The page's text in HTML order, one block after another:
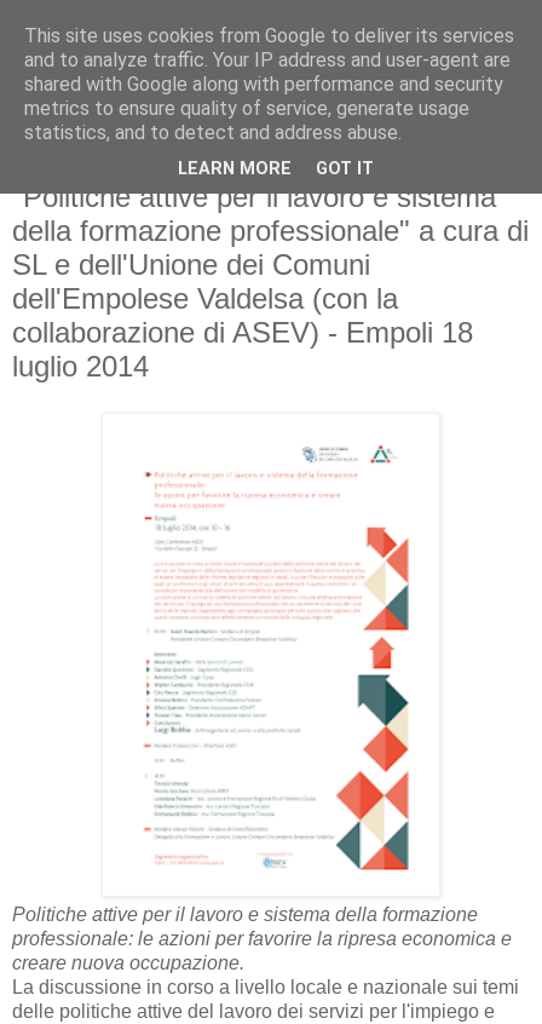
venerdì 18 luglio 2014
"Politiche attive per il lavoro e sistema
della formazione professionale" a cura di
SL e dell'Unione dei Comuni
dell'Empolese Valdelsa (con la
collaborazione di ASEV) - Empoli 18
luglio 2014
Politiche attive per il lavoro e sistema della formazione
professionale: le azioni per favorire la ripresa economica e
creare nuova occupazione.
La discussione in corso a livello locale e nazionale sui temi
delle politiche attive del lavoro dei servizi per l'impiego e
This site uses cookies from Google to deliver its services
and to analyze traffic. Your IP address and user-agent are
shared with Google along with performance and security
metrics to ensure quality of service, generate usage
statistics, and to detect and address abuse.
LEARN MORE GOT IT